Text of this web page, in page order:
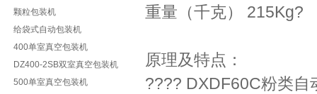
颗粒包装机
给袋式自动包装机
400单室真空包装机
DZ400-2SB双室真空包装机
500单室真空包装机
重量（千克） 215Kg?
原理及特点：
???? DXDF60C粉类自